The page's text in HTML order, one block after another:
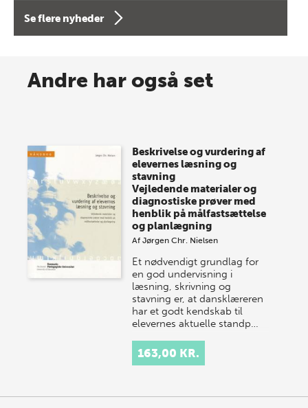
forfatterne bag vores nyes…
Spar op til 70% til sommer-
onsdag den 10. j…
Se flere nyheder
Andre har også set
Beskrivelse og vurdering af
elevernes læsning og
stavning
Vejledende materialer og
diagnostiske prøver med
henblik på målfastsættelse
og planlægning
AfJørgen Chr. Nielsen
Et nødvendigt grundlag for
en god undervisning i
læsning, skrivning og
stavning er, at dansklæreren
har et godt kendskab til
elevernes aktuelle standp…
163,00 KR.